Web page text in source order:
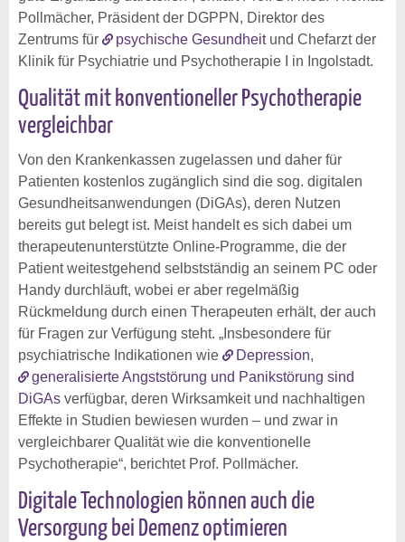
Pollmächer, Präsident der DGPPN, Direktor des
Zentrums für
psychische Gesundheitund Chefarzt der
Klinik für Psychiatrie und Psychotherapie I in Ingolstadt.
Qualität mit konventioneller Psychotherapie
vergleichbar
Von den Krankenkassen zugelassen und daher für
Patienten kostenlos zugänglich sind die sog. digitalen
Gesundheitsanwendungen (DiGAs), deren Nutzen
bereits gut belegt ist. Meist handelt es sich dabei um
therapeutenunterstützte Online-Programme, die der
Patient weitestgehend selbstständig an seinem PC oder
Handy durchläuft, wobei er aber regelmäßig
Rückmeldung durch einen Therapeuten erhält, der auch
für Fragen zur Verfügung steht. „Insbesondere für
psychiatrische Indikationen wie
Depression,
generalisierte Angststörung und Panikstörung sind
DiGAs verfügbar, deren Wirksamkeit und nachhaltigen
Effekte in Studien bewiesen wurden – und zwar in
vergleichbarer Qualität wie die konventionelle
Psychotherapie“, berichtet Prof. Pollmächer.
Digitale Technologien können auch die
Versorgung bei Demenz optimieren